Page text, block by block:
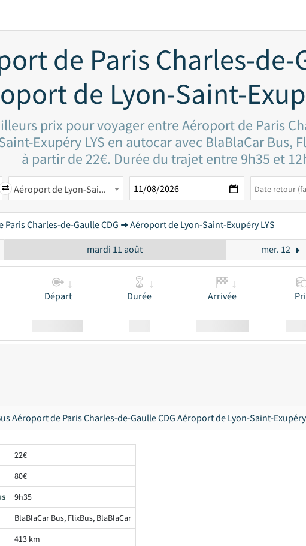
de Paris Charles-de-
de Lyon-Saint-
prix pour voyager entre Aéroport de Paris
Exupéry LYS en autocar avec BlaBlaCar Bus,
à partir de 22€. Durée du trajet entre 9h35 et
Aéroport de Lyon-Saint-Exupéry LYS
Paris Charles-de-Gaulle CDG ➜ Aéroport de Lyon-Saint-Exupéry LYS
mardi 11 août mer. 12
Départ Durée Arrivée
Aéroport de Paris Charles-de-Gaulle CDG Aéroport de Lyon-Saint-
22€
80€
9h35
BlaBlaCar Bus, FlixBus, BlaBlaCar
413 km